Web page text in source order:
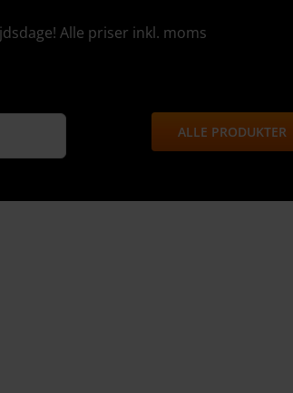
Alle priser inkl. moms
ALLE PRODUKTER